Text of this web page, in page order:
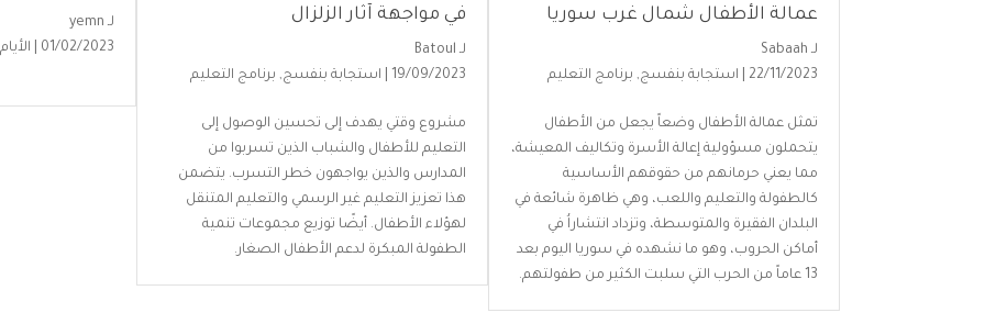
عمالة الأطفال شمال غرب سوريا
لـ Sabaah
22/11/2023 |
استجابة بنفسج, برنامج التعليم
تمثل عمالة الأطفال وضعاً يجعل من الأطفال
يتحملون مسؤولية إعالة الأسرة وتكاليف المعيشة،
مما يعني حرمانهم من حقوقهم الأساسية
كالطفولة والتعليم واللعب، وهي ظاهرة شائعة في
البلدان الفقيرة والمتوسطة، وتزداد انتشاراُ في
أماكن الحروب، وهو ما نشهده في سوريا اليوم بعد
13 عاماً من الحرب التي سلبت الكثير من طفولتهم.
في مواجهة آثار الزلزال
لـ Batoul
19/09/2023 |
استجابة بنفسج, برنامج التعليم
مشروع وقتي يهدف إلى تحسين الوصول إلى
التعليم للأطفال والشباب الذين تسربوا من
المدارس والذين يواجهون خطر التسرب. يتضمن
هذا تعزيز التعليم غير الرسمي والتعليم المتنقل
لهؤلاء الأطفال. أيضًا توزيع مجموعات تنمية
الطفولة المبكرة لدعم الأطفال الصغار.
لـ yemn
01/02/2023 |